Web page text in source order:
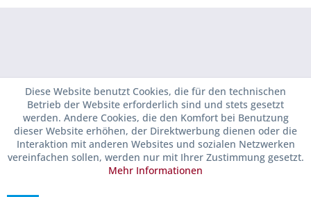
Diese Website benutzt Cookies, die für den technischen
Betrieb der Website erforderlich sind und stets gesetzt
werden. Andere Cookies, die den Komfort bei Benutzung
dieser Website erhöhen, der Direktwerbung dienen oder die
Interaktion mit anderen Websites und sozialen Netzwerken
vereinfachen sollen, werden nur mit Ihrer Zustimmung gesetzt.
Mehr Informationen